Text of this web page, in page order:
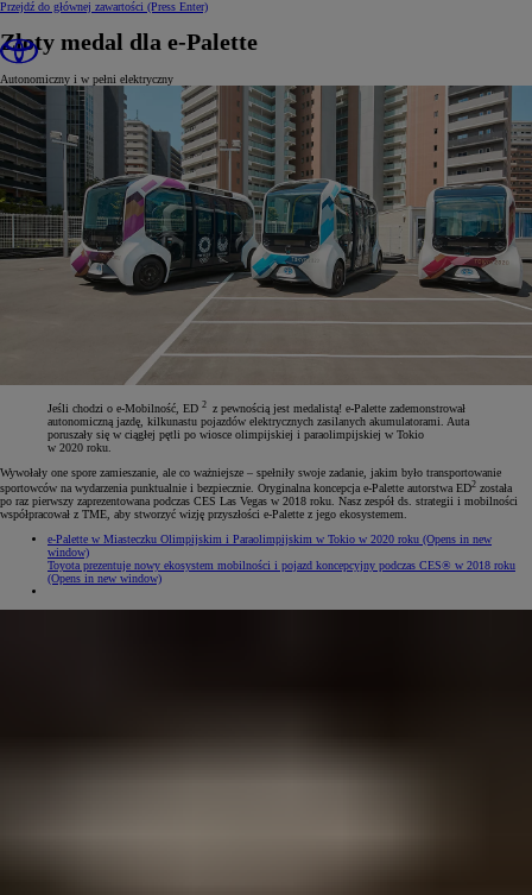
Przejdź do głównej zawartości (Press Enter)
Złoty medal dla e-Palette
Autonomiczny i w pełni elektryczny
Jeśli chodzi o e-Mobilność, ED 2 z pewnością jest medalistą! e-Palette zademonstrował
autonomiczną jazdę, kilkunastu pojazdów elektrycznych zasilanych akumulatorami. Auta
poruszały się w ciągłej pętli po wiosce olimpijskiej i paraolimpijskiej w Tokio
w 2020 roku.
Wywołały one spore zamieszanie, ale co ważniejsze – spełniły swoje zadanie, jakim było transportowanie
sportowców na wydarzenia punktualnie i bezpiecznie. Oryginalna koncepcja e-Palette autorstwa ED2 została
po raz pierwszy zaprezentowana podczas CES Las Vegas w 2018 roku. Nasz zespół ds. strategii i mobilności
współpracował z TME, aby stworzyć wizję przyszłości e-Palette z jego ekosystemem.
e-Palette w Miasteczku Olimpijskim i Paraolimpijskim w Tokio w 2020 roku (Opens in new
window)
Toyota prezentuje nowy ekosystem mobilności i pojazd koncepcyjny podczas CES® w 2018 roku
(Opens in new window)